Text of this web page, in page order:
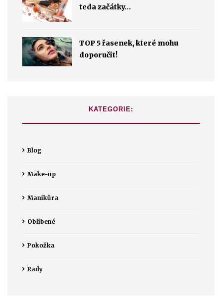
teda začátky…
TOP 5 řasenek, které mohu
doporučit!
KATEGORIE:
Blog
Make-up
Manikůra
Oblíbené
Pokožka
Rady